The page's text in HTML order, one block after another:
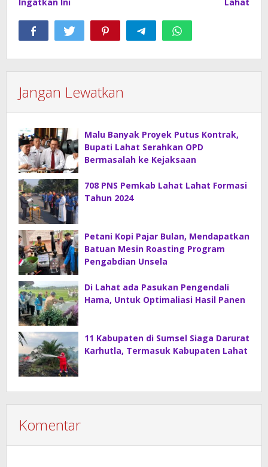
Ingatkan Ini Lahat
Jangan Lewatkan
Malu Banyak Proyek Putus Kontrak,
Bupati Lahat Serahkan OPD
Bermasalah ke Kejaksaan
708 PNS Pemkab Lahat Lahat Formasi
Tahun 2024
Petani Kopi Pajar Bulan, Mendapatkan
Batuan Mesin Roasting Program
Pengabdian Unsela
Di Lahat ada Pasukan Pengendali
Hama, Untuk Optimaliasi Hasil Panen
11 Kabupaten di Sumsel Siaga Darurat
Karhutla, Termasuk Kabupaten Lahat
Komentar